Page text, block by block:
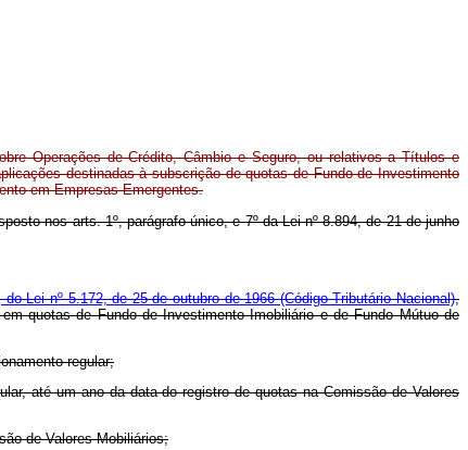
Operações de Crédito, Câmbio e Seguro, ou relativos a Títulos e
destinadas à subscrição de quotas de Fundo de Investimento
em Empresas Emergentes.
nos arts. 1º, parágrafo único, e 7º da Lei nº 8.894, de 21 de junho
Lei nº 5.172, de 25 de outubro de 1966 (Código Tributário Nacional),
quotas de Fundo de Investimento Imobiliário e de Fundo Mútuo de
regular;
até um ano da data do registro de quotas na Comissão de Valores
de Valores Mobiliários;